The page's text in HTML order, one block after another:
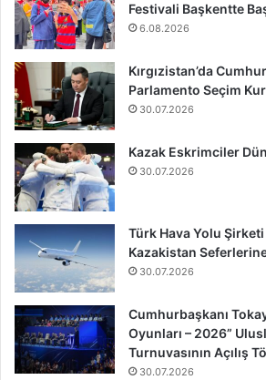
Festivali Başkentte
6.08.2026
Kırgızistan’da
Parlamento Seçim
30.07.2026
Kazak Eskrimciler
30.07.2026
Türk Hava Yolu
Kazakistan
30.07.2026
Cumhurbaşkanı
Oyunları – 2026”
Turnuvasının Açılış
30.07.2026